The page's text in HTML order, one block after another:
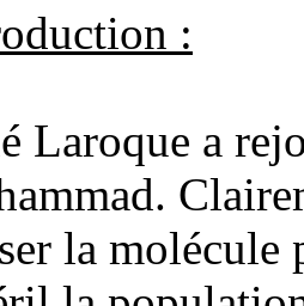
:
Laroque a
la molécule